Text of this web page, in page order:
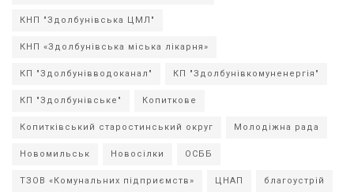
КНП "Здолбунівська ЦМЛ"
КНП «Здолбунівська міська лікарня»
КП "Здолбунівводоканал" КП "Здолбунівкомуненергія"
КП "Здолбунівське" Копиткове
Копитківський старостинський округ Молодіжна рада
Новомильськ Новосілки ОСББ
ТЗОВ «Комунальних підприємств» ЦНАП благоустрій